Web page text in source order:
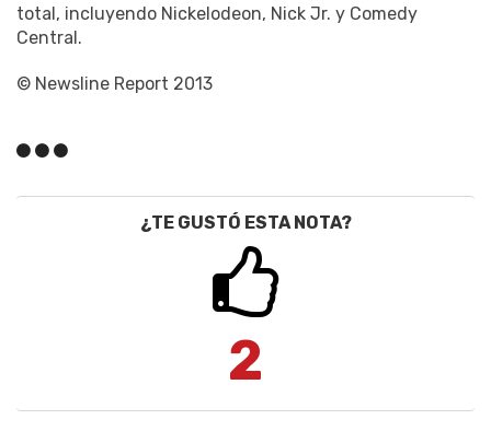
total, incluyendo Nickelodeon, Nick Jr. y Comedy
Central.
© Newsline Report 2013
¿TE GUSTÓ ESTA NOTA?
2